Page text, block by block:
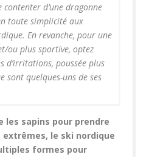
d’une dragonne
toute simplicité aux
En revanche, pour une
ou plus sportive, optez
d’irritations, poussée plus
sont quelques-uns de ses
les sapins pour prendre
extrêmes, le ski nordique
formes pour